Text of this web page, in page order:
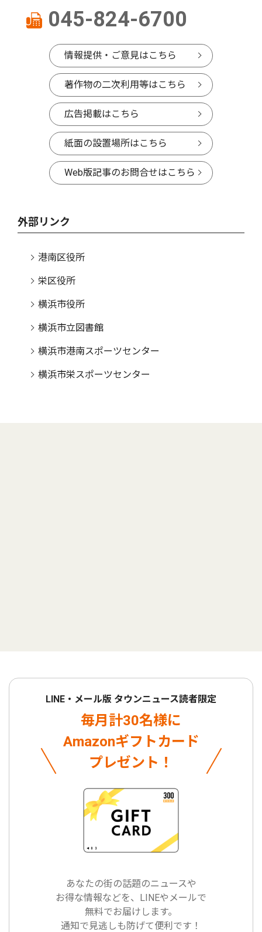
045-824-6700
情報提供・ご意見はこちら
著作物の二次利用等はこちら
広告掲載はこちら
紙面の設置場所はこちら
Web版記事のお問合せはこちら
外部リンク
港南区役所
栄区役所
横浜市役所
横浜市立図書館
横浜市港南スポーツセンター
横浜市栄スポーツセンター
LINE・メール版 タウンニュース読者限定
毎月計30名様に
Amazonギフトカード
プレゼント！
あなたの街の話題のニュースや
お得な情報などを、LINEやメールで
無料でお届けします。
通知で見逃しも防げて便利です！